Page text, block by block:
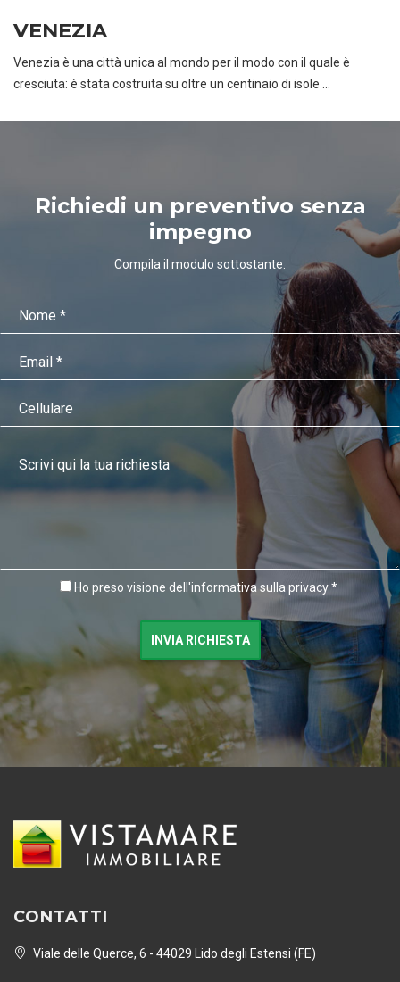
VENEZIA
Venezia è una città unica al mondo per il modo con il quale è
cresciuta: è stata costruita su oltre un centinaio di isole ...
Richiedi un preventivo senza
impegno
Compila il modulo sottostante.
Ho preso visione dell'informativa sulla privacy *
INVIA RICHIESTA
CONTATTI
Viale delle Querce, 6 - 44029 Lido degli Estensi (FE)